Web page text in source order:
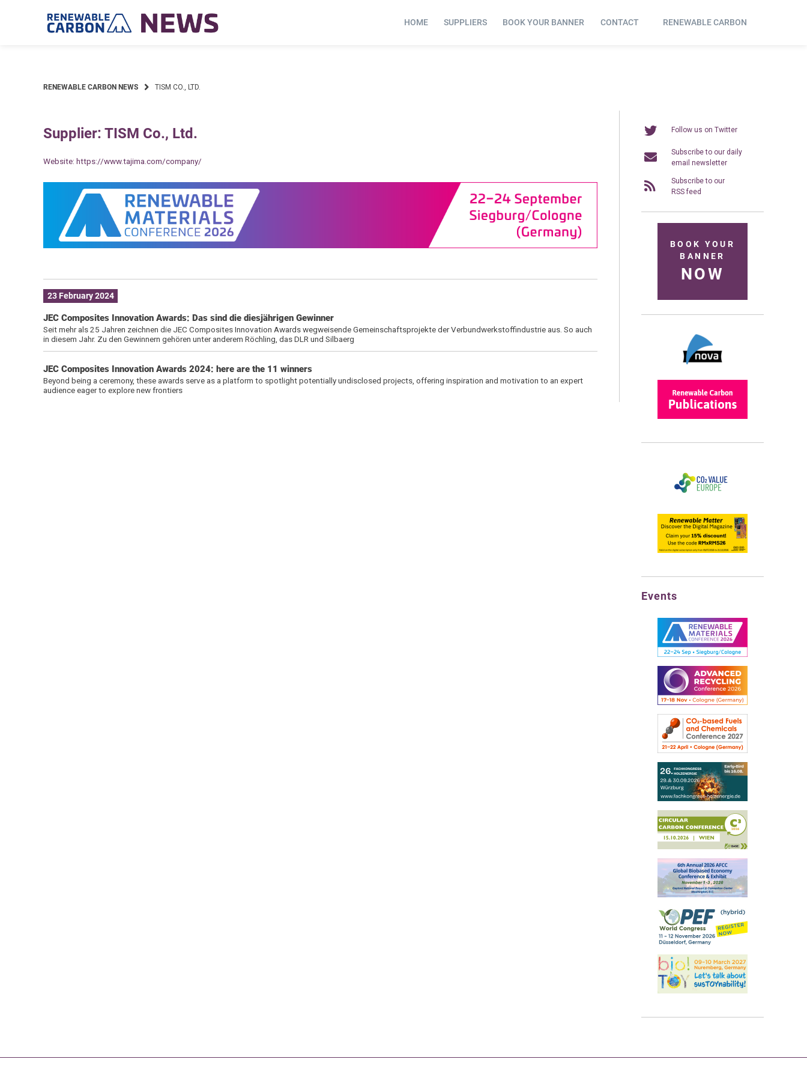
HOME SUPPLIERS BOOK YOUR BANNER CONTACT RENEWABLE CARBON
RENEWABLE CARBON NEWS TISM CO., LTD.
Supplier: TISM Co., Ltd.
Website: https://www.tajima.com/company/
23 February 2024
JEC Composites Innovation Awards: Das sind die diesjährigen Gewinner
Seit mehr als 25 Jahren zeichnen die JEC Composites Innovation Awards wegweisende Gemeinschaftsprojekte der Verbundwerkstoffindustrie aus. So auch
in diesem Jahr. Zu den Gewinnern gehören unter anderem Röchling, das DLR und Silbaerg
JEC Composites Innovation Awards 2024: here are the 11 winners
Beyond being a ceremony, these awards serve as a platform to spotlight potentially undisclosed projects, offering inspiration and motivation to an expert
audience eager to explore new frontiers
Follow us on Twitter
Subscribe to our daily
email newsletter
Subscribe to our
RSS feed
BOOK YOUR
BANNER
NOW
Events